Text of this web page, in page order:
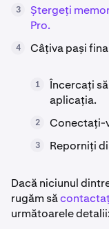
3
Ștergeți
Pro.
4 Câțiva pași
1
Încercați
aplicația.
2 Conectați-
3 Reporniți
Dacă niciunul
rugăm să
următoarele detalii: